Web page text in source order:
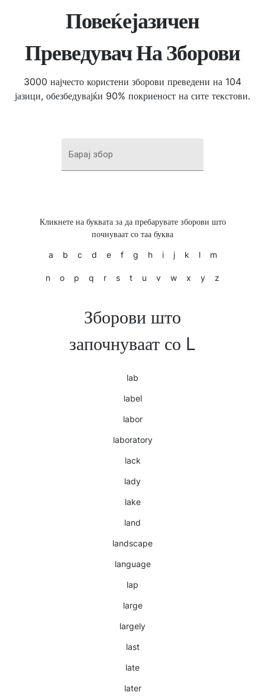
Повеќејазичен
Преведувач На Зборови
3000 најчесто користени зборови преведени на 104
јазици, обезбедувајќи 90% покриеност на сите текстови.
Барај збор
Кликнете на буквата за да пребарувате зборови што
почнуваат со таа буква
a b c d e f g h i j k l m
n o p q r s t u v w x y z
Зборови што
започнуваат со L
lab
label
labor
laboratory
lack
lady
lake
land
landscape
language
lap
large
largely
last
late
later